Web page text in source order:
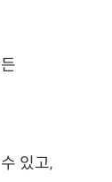
있고,